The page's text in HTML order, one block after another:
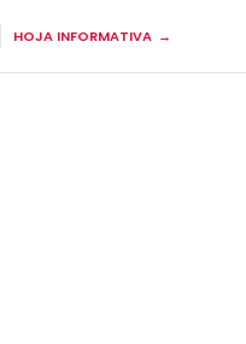
HOJA INFORMATIVA